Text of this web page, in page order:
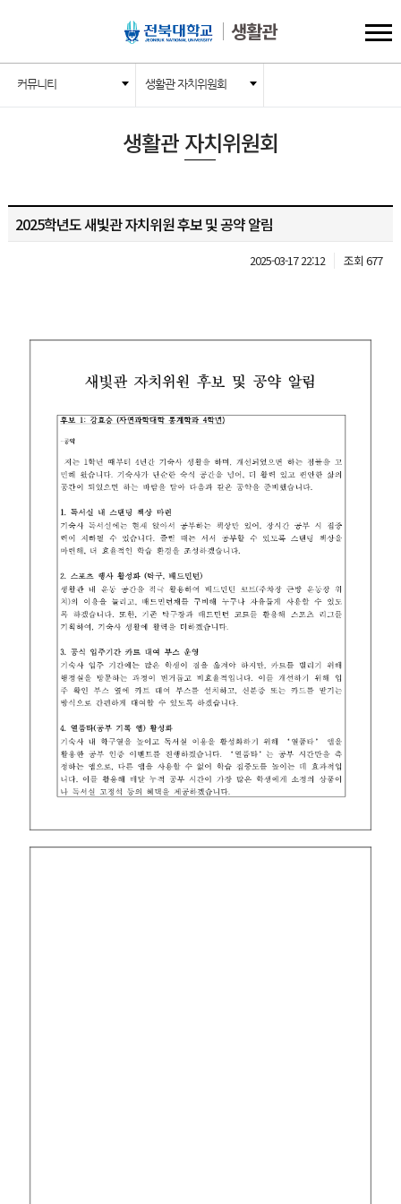
생활관
커뮤니티 생활관 자치위원회
생활관 자치위원회
2025학년도 새빛관 자치위원 후보 및 공약 알림
2025-03-17 22:12 조회 677